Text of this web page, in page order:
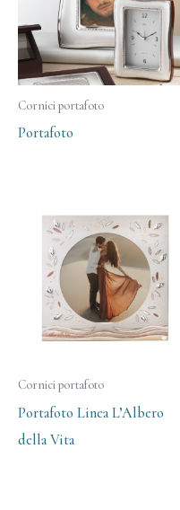
Cornici portafoto
Portafoto
Cornici portafoto
Portafoto Linea L’Albero
della Vita